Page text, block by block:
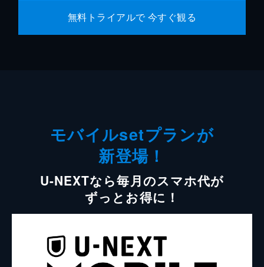
無料トライアルで 今すぐ観る
モバイルsetプランが
新登場！
U-NEXTなら毎月のスマホ代が
ずっとお得に！